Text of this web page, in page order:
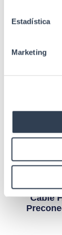
Estadística
Marketing
Cable